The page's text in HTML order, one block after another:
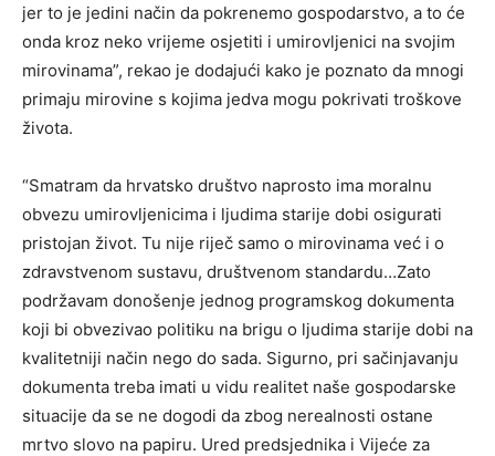
jer to je jedini način da pokrenemo gospodarstvo, a to će
onda kroz neko vrijeme osjetiti i umirovljenici na svojim
mirovinama”, rekao je dodajući kako je poznato da mnogi
primaju mirovine s kojima jedva mogu pokrivati troškove
života.
“Smatram da hrvatsko društvo naprosto ima moralnu
obvezu umirovljenicima i ljudima starije dobi osigurati
pristojan život. Tu nije riječ samo o mirovinama već i o
zdravstvenom sustavu, društvenom standardu…Zato
podržavam donošenje jednog programskog dokumenta
koji bi obvezivao politiku na brigu o ljudima starije dobi na
kvalitetniji način nego do sada. Sigurno, pri sačinjavanju
dokumenta treba imati u vidu realitet naše gospodarske
situacije da se ne dogodi da zbog nerealnosti ostane
mrtvo slovo na papiru. Ured predsjednika i Vijeće za